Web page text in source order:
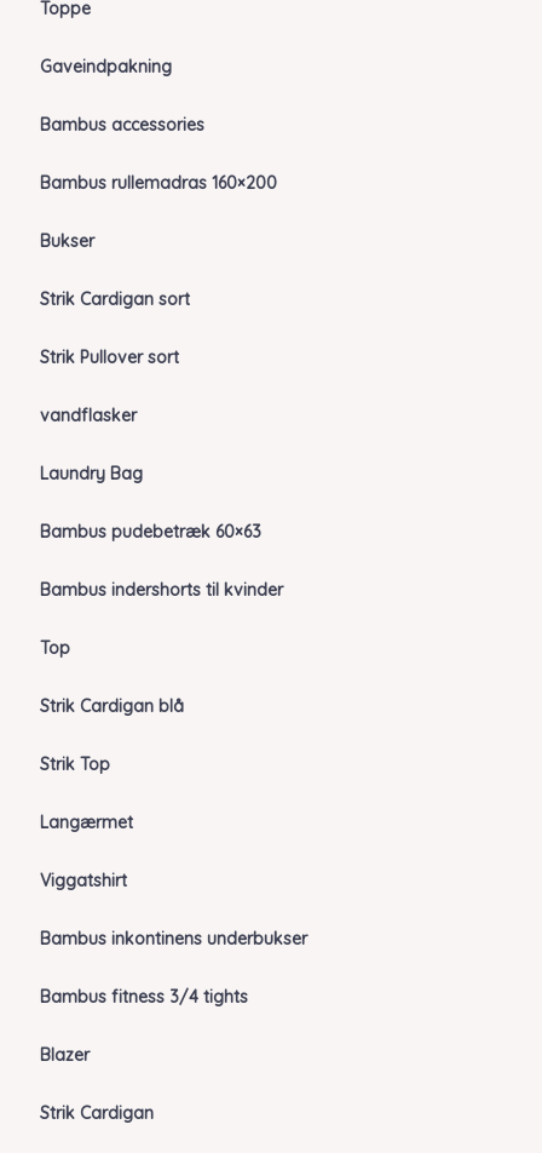
Toppe
Gaveindpakning
Bambus accessories
Bambus rullemadras 160×200
Bukser
Strik Cardigan sort
Strik Pullover sort
vandflasker
Laundry Bag
Bambus pudebetræk 60×63
Bambus indershorts til kvinder
Top
Strik Cardigan blå
Strik Top
Langærmet
Viggatshirt
Bambus inkontinens underbukser
Bambus fitness 3/4 tights
Blazer
Strik Cardigan